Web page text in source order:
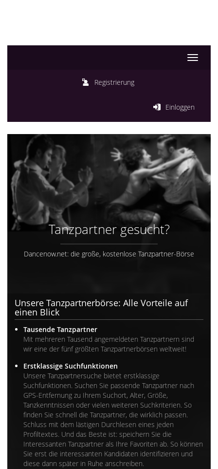
Toggle
Registrierung
Einloggen
Tanzpartner gesucht?
Dancenow.net: die große, kostenlose Tanzpartner-Börse
Unsere Tanzpartnerbörse: Alle Vorteile auf
einen Blick
Tausende Tanzpartner
Mit mehreren Tausend angemeldeten Tanzpartnern sind
wir eine der fünf größten Tanzpartnerbörsen weltweit!
Erstklassige Suchfunktionen
Unsere Tanzpartnersuche bietet erstklassige
Suchfunktionen. Suchen Sie passende Tanzpartner nach
GPS-Entfernung zu Ihrem Suchort, Alter, Größe,
Tanzkenntnissen oder vielen weiteren Suchkriterien. So
finden Sie schnell die Tanzpartner, die wirklich passen.
Schluss mit dem lästigen Durchlesen eines jeden
Profiltextes. Und das Beste ist: speichern Sie die
Interessanten Tanzpartner als Ihre Favoriten ab. So können
Sie erst die interessanten Kandidaten identifizieren und
diese dann später in Ruhe anschreiben.